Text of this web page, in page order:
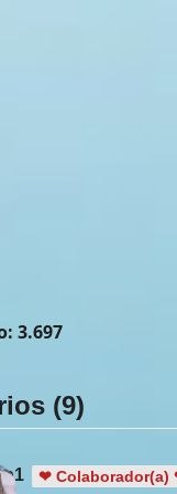
3.697
(9)
❤ Colaborador(a)